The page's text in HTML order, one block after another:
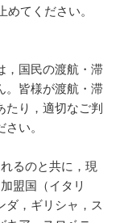
てください。
，国民の渡航・滞
。皆様が渡航・滞
たり，適切なご判
い。
るのと共に，現
盟国（イタリ
ダ，ギリシャ，ス